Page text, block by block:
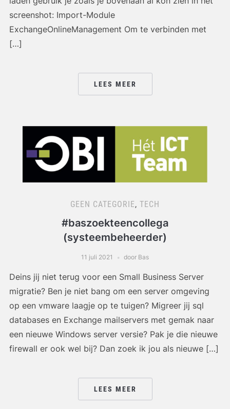
screenshot: Import-Module
ExchangeOnlineManagement Om te verbinden met
[…]
LEES MEER
GEEN CATEGORIE, TECH
#baszoekteencollega
(systeembeheerder)
11 juli 2021 door Bas
Deins jij niet terug voor een Small Business Server
migratie? Ben je niet bang om een server omgeving
op een vmware laagje op te tuigen? Migreer jij sql
databases en Exchange mailservers met gemak naar
een nieuwe Windows server versie? Pak je die nieuwe
firewall er ook wel bij? Dan zoek ik jou als nieuwe […]
LEES MEER